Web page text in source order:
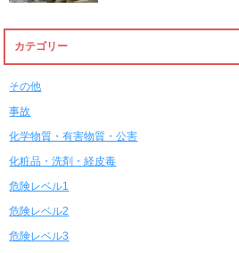
カテゴリー
その他
事故
化学物質・有害物質・公害
化粧品・洗剤・経皮毒
危険レベル1
危険レベル2
危険レベル3